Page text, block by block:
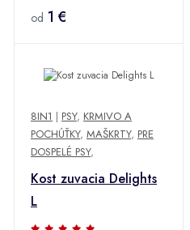
od 1 €
8IN1 | PSY, KRMIVO A
POCHÚŤKY, MAŠKRTY, PRE
DOSPELÉ PSY,
Kost zuvacia Delights
L